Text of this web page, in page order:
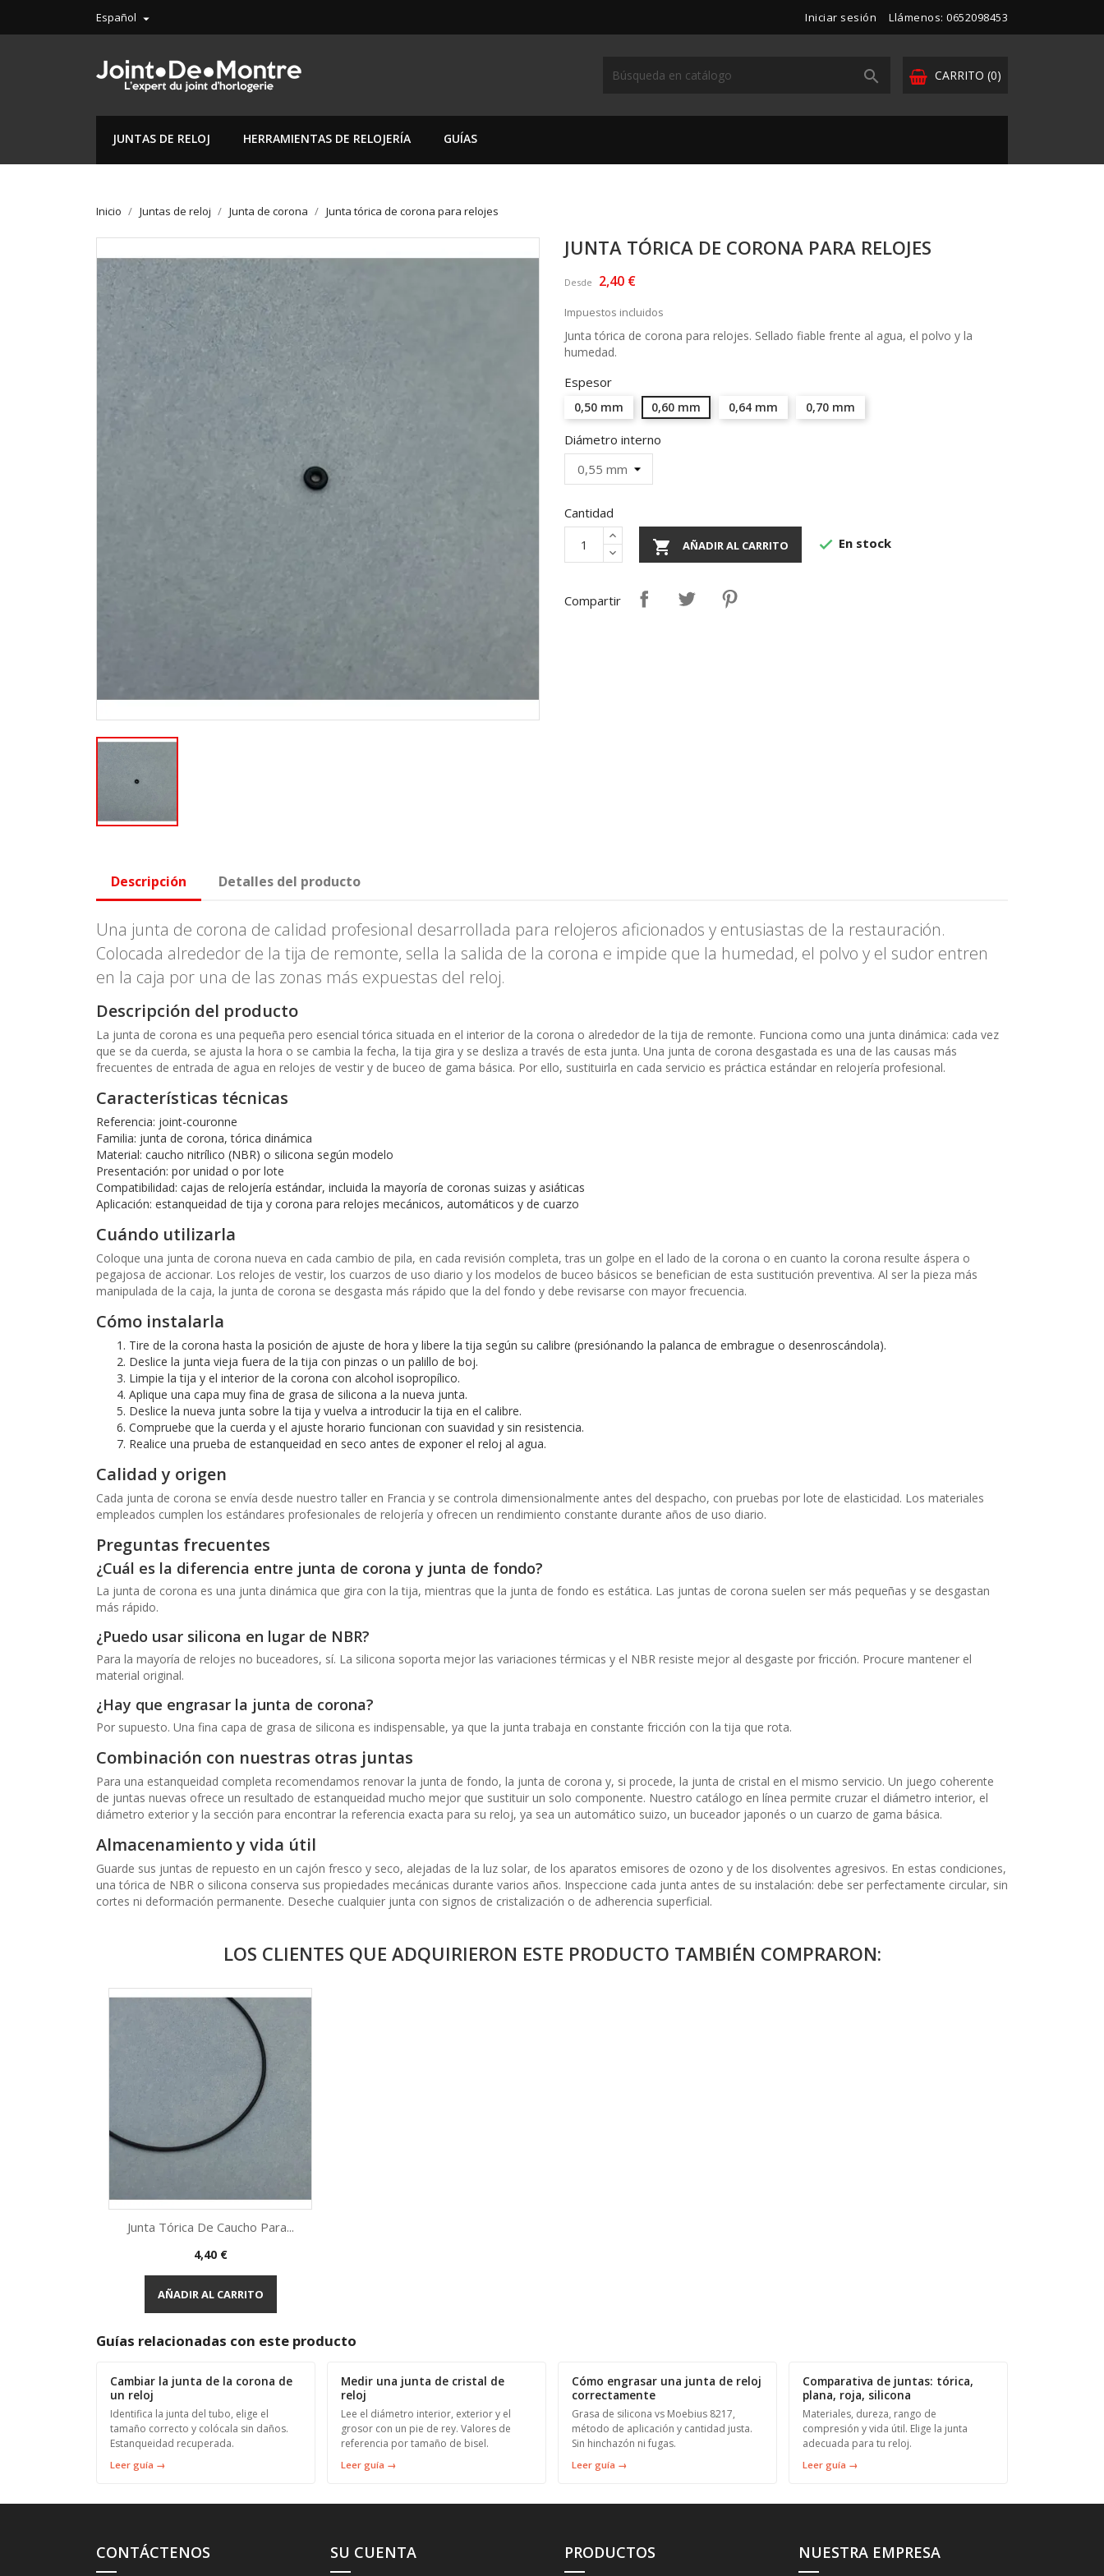
Español  Iniciar sesión Llámenos: 0652098453
CARRITO (0)

JUNTAS DE RELOJ HERRAMIENTAS DE RELOJERÍA GUÍAS
Inicio Juntas de reloj Junta de corona Junta tórica de corona para relojes
JUNTA TÓRICA DE CORONA PARA RELOJES
Desde 2,40 €
Impuestos incluidos
Junta tórica de corona para relojes. Sellado fiable frente al agua, el polvo y la
humedad.
Espesor
0,50 mm 0,60 mm 0,64 mm 0,70 mm
Diámetro interno
Cantidad
 AÑADIR AL CARRITO  En stock
Compartir
Descripción Detalles del producto
Una junta de corona de calidad profesional desarrollada para relojeros aficionados y entusiastas de la restauración.
Colocada alrededor de la tija de remonte, sella la salida de la corona e impide que la humedad, el polvo y el sudor entren
en la caja por una de las zonas más expuestas del reloj.
Descripción del producto
La junta de corona es una pequeña pero esencial tórica situada en el interior de la corona o alrededor de la tija de remonte. Funciona como una junta dinámica: cada vez
que se da cuerda, se ajusta la hora o se cambia la fecha, la tija gira y se desliza a través de esta junta. Una junta de corona desgastada es una de las causas más
frecuentes de entrada de agua en relojes de vestir y de buceo de gama básica. Por ello, sustituirla en cada servicio es práctica estándar en relojería profesional.
Características técnicas
Referencia: joint-couronne
Familia: junta de corona, tórica dinámica
Material: caucho nitrílico (NBR) o silicona según modelo
Presentación: por unidad o por lote
Compatibilidad: cajas de relojería estándar, incluida la mayoría de coronas suizas y asiáticas
Aplicación: estanqueidad de tija y corona para relojes mecánicos, automáticos y de cuarzo
Cuándo utilizarla
Coloque una junta de corona nueva en cada cambio de pila, en cada revisión completa, tras un golpe en el lado de la corona o en cuanto la corona resulte áspera o
pegajosa de accionar. Los relojes de vestir, los cuarzos de uso diario y los modelos de buceo básicos se benefician de esta sustitución preventiva. Al ser la pieza más
manipulada de la caja, la junta de corona se desgasta más rápido que la del fondo y debe revisarse con mayor frecuencia.
Cómo instalarla
Tire de la corona hasta la posición de ajuste de hora y libere la tija según su calibre (presiónando la palanca de embrague o desenroscándola).
Deslice la junta vieja fuera de la tija con pinzas o un palillo de boj.
Limpie la tija y el interior de la corona con alcohol isopropílico.
Aplique una capa muy fina de grasa de silicona a la nueva junta.
Deslice la nueva junta sobre la tija y vuelva a introducir la tija en el calibre.
Compruebe que la cuerda y el ajuste horario funcionan con suavidad y sin resistencia.
Realice una prueba de estanqueidad en seco antes de exponer el reloj al agua.
Calidad y origen
Cada junta de corona se envía desde nuestro taller en Francia y se controla dimensionalmente antes del despacho, con pruebas por lote de elasticidad. Los materiales
empleados cumplen los estándares profesionales de relojería y ofrecen un rendimiento constante durante años de uso diario.
Preguntas frecuentes
¿Cuál es la diferencia entre junta de corona y junta de fondo?
La junta de corona es una junta dinámica que gira con la tija, mientras que la junta de fondo es estática. Las juntas de corona suelen ser más pequeñas y se desgastan
más rápido.
¿Puedo usar silicona en lugar de NBR?
Para la mayoría de relojes no buceadores, sí. La silicona soporta mejor las variaciones térmicas y el NBR resiste mejor al desgaste por fricción. Procure mantener el
material original.
¿Hay que engrasar la junta de corona?
Por supuesto. Una fina capa de grasa de silicona es indispensable, ya que la junta trabaja en constante fricción con la tija que rota.
Combinación con nuestras otras juntas
Para una estanqueidad completa recomendamos renovar la junta de fondo, la junta de corona y, si procede, la junta de cristal en el mismo servicio. Un juego coherente
de juntas nuevas ofrece un resultado de estanqueidad mucho mejor que sustituir un solo componente. Nuestro catálogo en línea permite cruzar el diámetro interior, el
diámetro exterior y la sección para encontrar la referencia exacta para su reloj, ya sea un automático suizo, un buceador japonés o un cuarzo de gama básica.
Almacenamiento y vida útil
Guarde sus juntas de repuesto en un cajón fresco y seco, alejadas de la luz solar, de los aparatos emisores de ozono y de los disolventes agresivos. En estas condiciones,
una tórica de NBR o silicona conserva sus propiedades mecánicas durante varios años. Inspeccione cada junta antes de su instalación: debe ser perfectamente circular, sin
cortes ni deformación permanente. Deseche cualquier junta con signos de cristalización o de adherencia superficial.
LOS CLIENTES QUE ADQUIRIERON ESTE PRODUCTO TAMBIÉN COMPRARON:
Vista rápida
Junta Tórica De Caucho Para...
Precio
4,40 €
AÑADIR AL CARRITO
Guías relacionadas con este producto
Cambiar la junta de la corona de
un reloj
Identifica la junta del tubo, elige el
tamaño correcto y colócala sin daños.
Estanqueidad recuperada.
Leer guía →
Medir una junta de cristal de
reloj
Lee el diámetro interior, exterior y el
grosor con un pie de rey. Valores de
referencia por tamaño de bisel.
Leer guía →
Cómo engrasar una junta de reloj
correctamente
Grasa de silicona vs Moebius 8217,
método de aplicación y cantidad justa.
Sin hinchazón ni fugas.
Leer guía →
Comparativa de juntas: tórica,
plana, roja, silicona
Materiales, dureza, rango de
compresión y vida útil. Elige la junta
adecuada para tu reloj.
Leer guía →
CONTÁCTENOS SU CUENTA PRODUCTOS NUESTRA EMPRESA